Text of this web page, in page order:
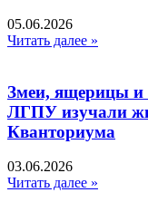
05.06.2026
Читать далее »
Змеи, ящерицы и
ЛГПУ изучали
Кванториума
03.06.2026
Читать далее »